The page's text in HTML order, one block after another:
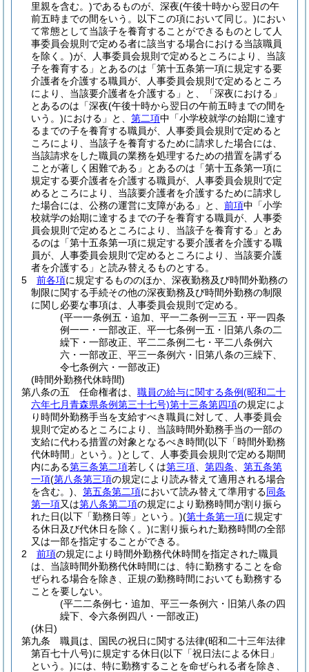
里親を含む。)であるものが、深夜(午後十時から翌日の午
前五時までの間をいう。以下この項において同じ。)におい
て常態として当該子を養育することができるものとして人
事委員会規則で定める者に該当する場合における当該職員
を除く。)が、人事委員会規則で定めるところにより、当該
子を養育する」とあるのは「第十五条第一項に規定する要
介護者を介護する職員が、人事委員会規則で定めるところ
により、当該要介護者を介護する」と、「深夜における」
とあるのは「深夜(午後十時から翌日の午前五時までの間を
いう。)における」と、 第二項中「小学校就学の始期に達す
るまでの子を養育する職員が、人事委員会規則で定めると
ころにより、当該子を養育するために請求した場合には、
当該請求をした職員の業務を処理するための措置を講ずる
ことが著しく困難である」とあるのは「第十五条第一項に
規定する要介護者を介護する職員が、人事委員会規則で定
めるところにより、当該要介護者を介護するために請求し
た場合には、公務の運営に支障がある」と、 前項中「小学
校就学の始期に達するまでの子を養育する職員が、人事委
員会規則で定めるところにより、当該子を養育する」とあ
るのは「第十五条第一項に規定する要介護者を介護する職
員が、人事委員会規則で定めるところにより、当該要介護
者を介護する」と読み替えるものとする。
5
前各項に規定するもののほか、深夜勤務及び時間外勤務の
制限に関する手続その他の深夜勤務及び時間外勤務の制限
に関し必要な事項は、人事委員会規則で定める。
(平一一条例五・追加、平一二条例一三五・平一四条
例一一・一部改正、平一七条例一五・旧第八条の二
繰下・一部改正、平二二条例二七・平二八条例六
六・一部改正、平三一条例六・旧第八条の三繰下、
令七条例六・一部改正)
(時間外勤務代休時間)
第八条の五
任命権者は、 職員の給与に関する条例(昭和二十
六年七月青森県条例第三十七号)第十三条第四項の規定によ
り時間外勤務手当を支給すべき職員に対して、人事委員会
規則で定めるところにより、当該時間外勤務手当の一部の
支給に代わる措置の対象となるべき時間(以下「時間外勤務
代休時間」という。)として、人事委員会規則で定める期間
内にある第三条第二項若しくは第三項 第四条
第五条第
一項(第八条第三項の規定により読み替えて適用される場合
を含む。)
第五条第二項において読み替えて準用する同条
第一項又は第八条第二項の規定により勤務時間が割り振ら
れた日(以下「勤務日等」という。)(第十条第一項に規定す
る休日及び代休日を除く。)に割り振られた勤務時間の全部
又は一部を指定することができる。
2
前項の規定により時間外勤務代休時間を指定された職員
は、当該時間外勤務代休時間には、特に勤務することを命
ぜられる場合を除き、正規の勤務時間においても勤務する
ことを要しない。
(平二二条例七・追加、平三一条例六・旧第八条の四
繰下、令六条例四八・一部改正)
(休日)
第九条
職員は、国民の祝日に関する法律(昭和二十三年法律
第百七十八号)に規定する休日(以下「祝日法による休日」
という。)には、特に勤務することを命ぜられる者を除き、